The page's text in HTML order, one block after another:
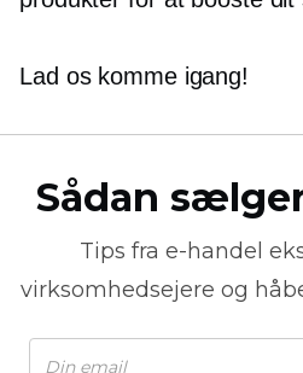
Lad os komme igang!
Sådan
Tips fra e-handel
virksomhedsejere og